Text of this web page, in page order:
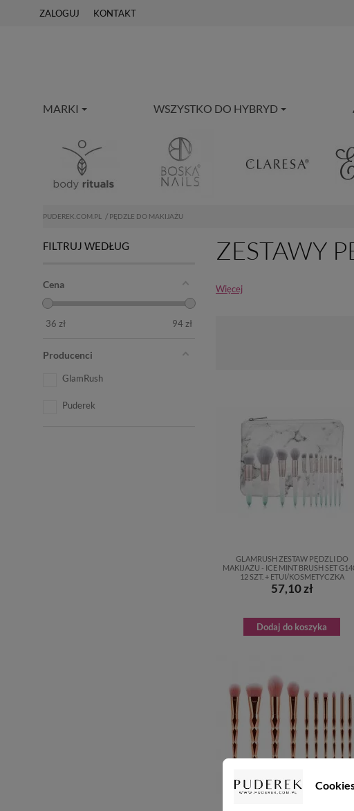
ZALOGUJ KONTAKT
MARKI WSZYSTKO DO HYBRYD
PUDEREK.COM.PL PĘDZLE DO MAKIJAŻU
FILTRUJ WEDŁUG
Cena
36 zł 94 zł
Producenci
GlamRush
Puderek
ZESTAWY
Więcej
GLAMRUSH ZESTAW PĘDZLI DO
MAKIJAŻU - ICE MINT BRUSH SET
12 SZT. + ETUI/KOSMETYCZKA
57,10 zł
Dodaj do koszyka